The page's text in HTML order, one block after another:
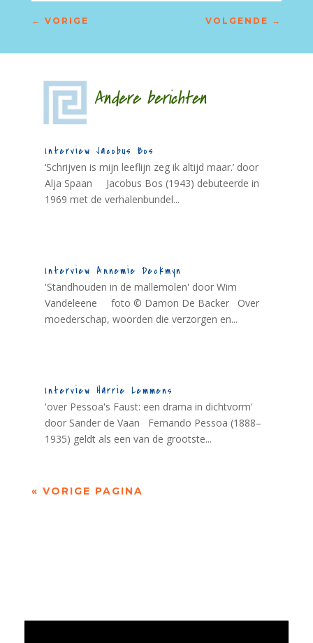
← VORIGE VOLGENDE →
Andere berichten
Interview Jacobus Bos
‘Schrijven is mijn leeflijn zeg ik altijd maar.’ door
Alja Spaan Jacobus Bos (1943) debuteerde in
1969 met de verhalenbundel...
Interview Annemie Deckmyn
'Standhouden in de mallemolen' door Wim
Vandeleene foto © Damon De Backer Over
moederschap, woorden die verzorgen en...
Interview Harrie Lemmens
'over Pessoa's Faust: een drama in dichtvorm'
door Sander de Vaan Fernando Pessoa (1888–
1935) geldt als een van de grootste...
« VORIGE PAGINA